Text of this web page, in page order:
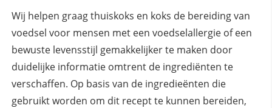
Wij helpen graag thuiskoks en koks de bereiding van
voedsel voor mensen met een voedselallergie of een
bewuste levensstijl gemakkelijker te maken door
duidelijke informatie omtrent de ingrediënten te
verschaffen. Op basis van de ingredieënten die
gebruikt worden om dit recept te kunnen bereiden,